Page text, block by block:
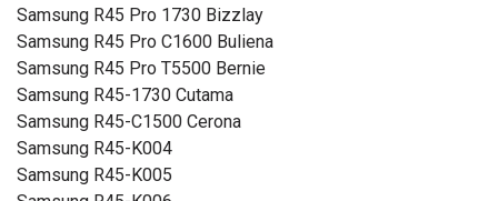
Samsung R45 Pro 1730 Bizzlay
Samsung R45 Pro C1600 Buliena
Samsung R45 Pro T5500 Bernie
Samsung R45-1730 Cutama
Samsung R45-C1500 Cerona
Samsung R45-K004
Samsung R45-K005